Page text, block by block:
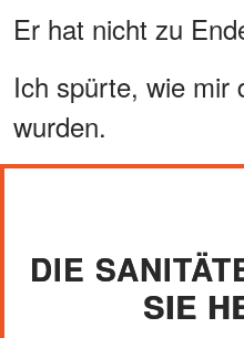
Er hat nicht zu
Ich spürte, wie mir
wurden.
DIE
SIE